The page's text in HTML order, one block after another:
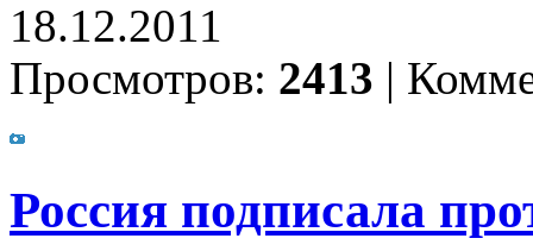
18.12.2011
Просмотров: 2413 |
Россия подписала